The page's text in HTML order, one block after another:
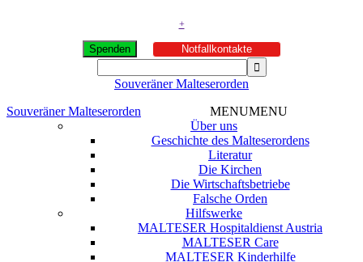
+
Spenden Notfallkontakte
Souveräner Malteserorden
Souveräner Malteserorden
MENUMENU
Über uns
Geschichte des Malteserordens
Literatur
Die Kirchen
Die Wirtschaftsbetriebe
Falsche Orden
Hilfswerke
MALTESER Hospitaldienst Austria
MALTESER Care
MALTESER Kinderhilfe